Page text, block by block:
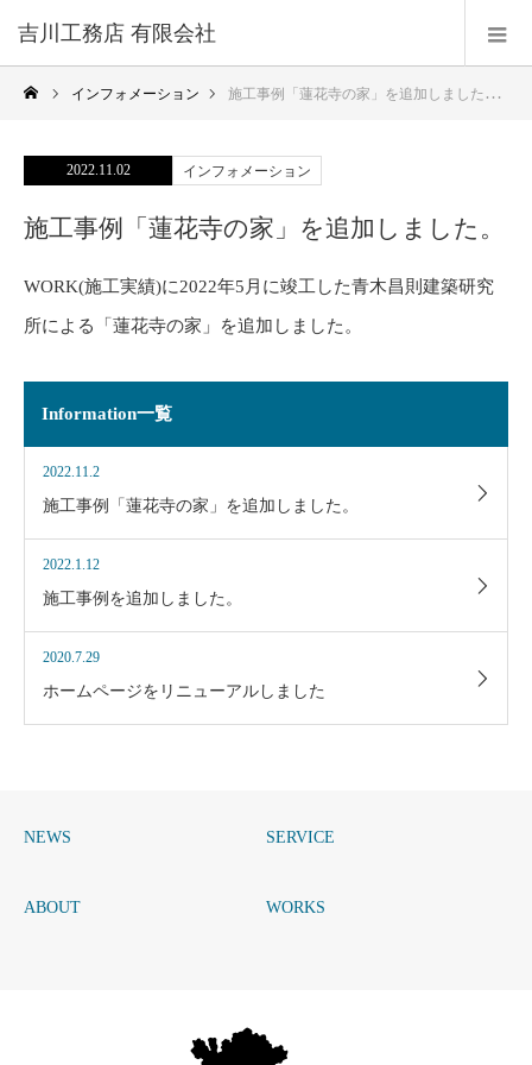
吉川工務店 有限会社
インフォメーション 施工事例「蓮花寺の家」を追加しました。
2022.11.02 インフォメーション
施工事例「蓮花寺の家」を追加しました。
WORK(施工実績)に2022年5月に竣工した青木昌則建築研究
所による「蓮花寺の家」を追加しました。
Information一覧
2022.11.2
施工事例「蓮花寺の家」を追加しました。
2022.1.12
施工事例を追加しました。
2020.7.29
ホームページをリニューアルしました
NEWS SERVICE
ABOUT WORKS